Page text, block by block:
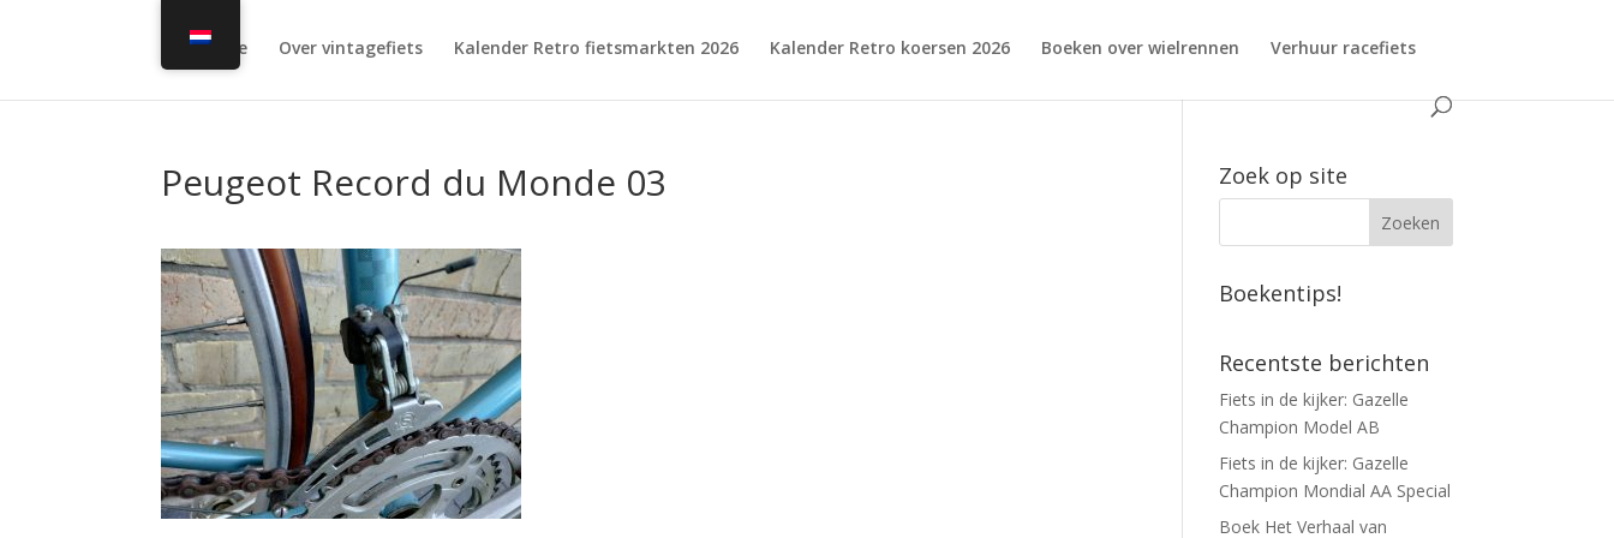
Home Over vintagefiets Kalender Retro fietsmarkten 2026 Kalender Retro koersen 2026 Boeken over wielrennen Verhuur racefiets
Peugeot Record du Monde 03 Zoek op site
Boekentips!
Recentste berichten
Fiets in de kijker: Gazelle
Champion Model AB
Fiets in de kijker: Gazelle
Champion Mondial AA Special
Boek Het Verhaal van